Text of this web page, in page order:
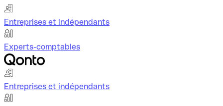
Entreprises et indépendants
Experts-comptables
Entreprises et indépendants